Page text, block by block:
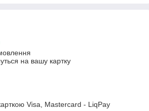
на вашу картку
Visa, Mastercard - LiqPay